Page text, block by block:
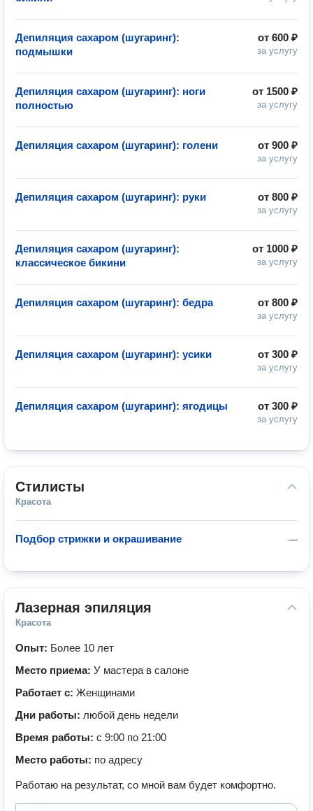
от 600 ₽
за услугу
Депиляция сахаром (шугаринг):
подмышки
от 1500 ₽
за услугу
Депиляция сахаром (шугаринг): ноги
полностью
от 900 ₽
за услугу
Депиляция сахаром (шугаринг): голени
от 800 ₽
за услугу
Депиляция сахаром (шугаринг): руки
от 1000 ₽
за услугу
Депиляция сахаром (шугаринг):
классическое бикини
от 800 ₽
за услугу
Депиляция сахаром (шугаринг): бедра
от 300 ₽
за услугу
Депиляция сахаром (шугаринг): усики
от 300 ₽
за услугу
Депиляция сахаром (шугаринг): ягодицы
Стилисты
Красота
—
Подбор стрижки и окрашивание
Лазерная эпиляция
Красота
Опыт: Более 10 лет
Место приема: У мастера в салоне
Работает с: Женщинами
Дни работы: любой день недели
Время работы: с 9:00 по 21:00
Место работы: по адресу
Работаю на результат, со мной вам будет комфортно.